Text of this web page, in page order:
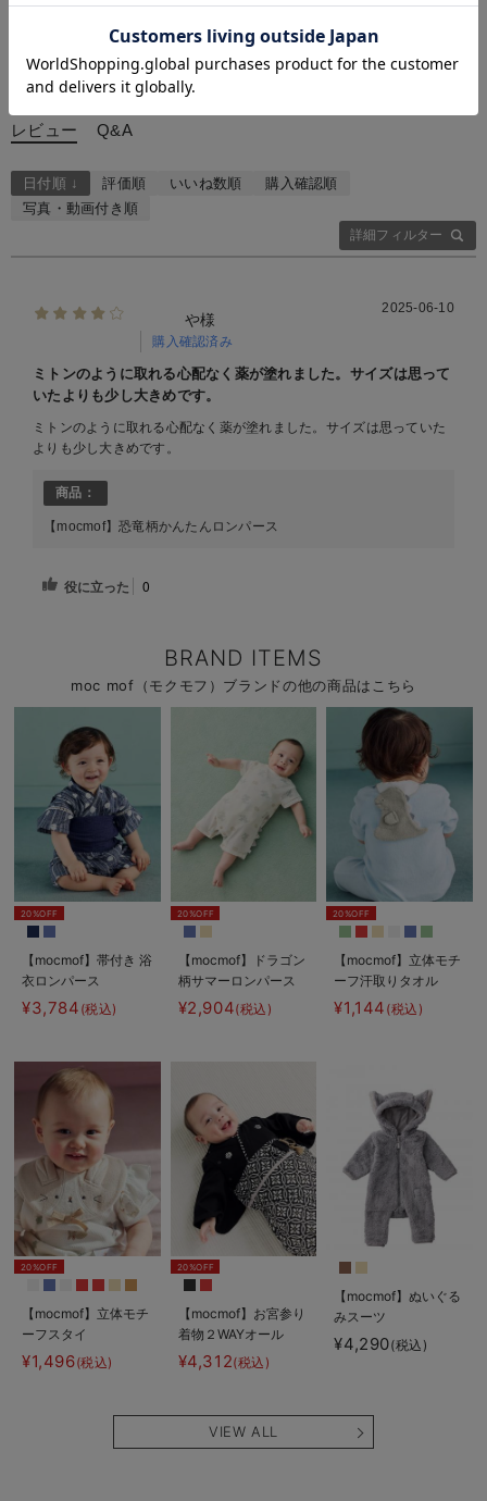
4.00 1件
レビューを書く
レビュー Q&A
詳細フィルター
日付順 ↓ 評価順 いいね数順
購入確認順
写真・動画付き順
や様
購入確認済み
2025-06-10
ミトンのように取れる心配なく薬が塗れました。サイズは思って
いたよりも少し大きめです。
ミトンのように取れる心配なく薬が塗れました。サイズは思っていた
よりも少し大きめです。
商品：
【mocmof】恐竜柄かんたんロンパース
役に立った 0
BRAND ITEMS
moc mof（モクモフ）ブランドの他の商品はこちら
20%OFF
【mocmof】帯付き 浴
衣ロンパース
¥3,784 (税込)
20%OFF
【mocmof】ドラゴン
柄サマーロンパース
¥2,904(税込)
20%OFF
【mocmof】立体モチ
ーフ汗取りタオル
¥1,144 (税込)
20%OFF
【mocmof】立体モチ
ーフスタイ
¥1,496(税込)
20%OFF
【mocmof】お宮参り
着物２WAYオール
¥4,312(税込)
【mocmof】ぬいぐる
みスーツ
¥4,290(税込)
VIEW ALL
お気に入り商品を確認する